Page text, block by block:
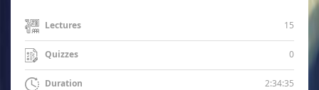
Lectures 15
Quizzes 0
Duration 2:34:35